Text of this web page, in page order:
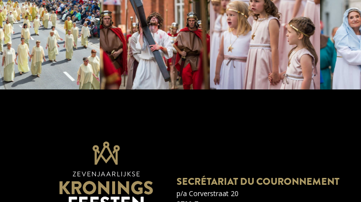
SECRÉTARIAT DU COURONNEMENT
p/a Corverstraat 20